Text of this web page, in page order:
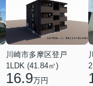
川崎市多摩区登戸
1LDK (41.84㎡)
16.9万円